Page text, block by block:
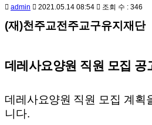
admin 2021.05.14 08:54 조회 수 : 346
(재)천주교전주교구유지재단
데레사요양원 직원 모집 공
데레사요양원 직원 모집 계획
니다.